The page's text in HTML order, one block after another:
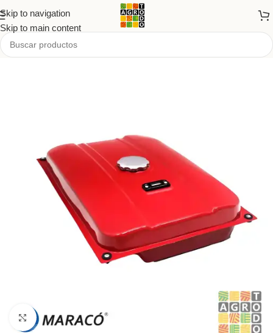
Skip to navigation
Skip to main content
Tienda
Clic para ampliar